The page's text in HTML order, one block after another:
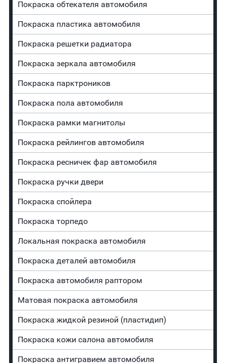
Покраска обтекателя автомобиля
Покраска пластика автомобиля
Покраска решетки радиатора
Покраска зеркала автомобиля
Покраска парктроников
Покраска пола автомобиля
Покраска рамки магнитолы
Покраска рейлингов автомобиля
Покраска ресничек фар автомобиля
Покраска ручки двери
Покраска спойлера
Покраска торпедо
Локальная покраска автомобиля
Покраска деталей автомобиля
Покраска автомобиля раптором
Матовая покраска автомобиля
Покраска жидкой резиной (пластидип)
Покраска кожи салона автомобиля
Покраска антигравием автомобиля